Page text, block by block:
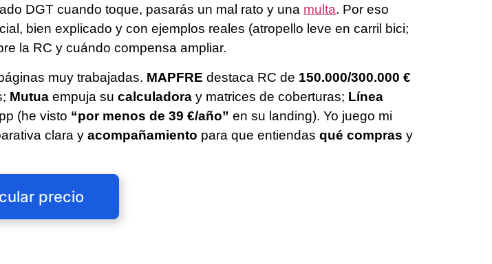
DGT cuando toque, pasarás un mal rato y una multa. Por eso
bien explicado y con ejemplos reales (atropello leve en carril bici;
la RC y cuándo compensa ampliar.
muy trabajadas. MAPFRE destaca RC de 150.000/300.000 €
Mutua empuja su calculadora y matrices de coberturas; Línea
(he visto “por menos de 39 €/año” en su landing). Yo juego mi
clara y acompañamiento para que entiendas qué compras y
precio